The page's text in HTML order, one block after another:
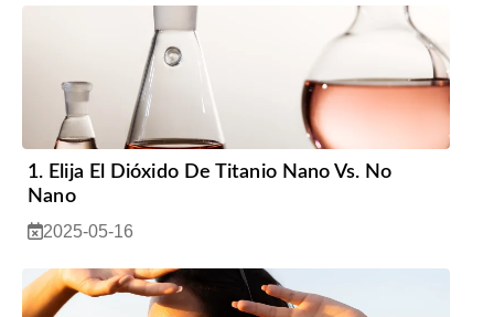
1. Elija El Dióxido De Titanio Nano Vs. No
Nano
2025-05-16